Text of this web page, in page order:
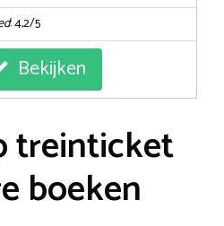
: 4,2/5
Bekijken
treinticket
boeken